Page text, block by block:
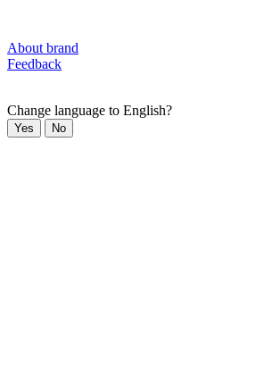
About brand
Feedback
Change language to English?
Yes No